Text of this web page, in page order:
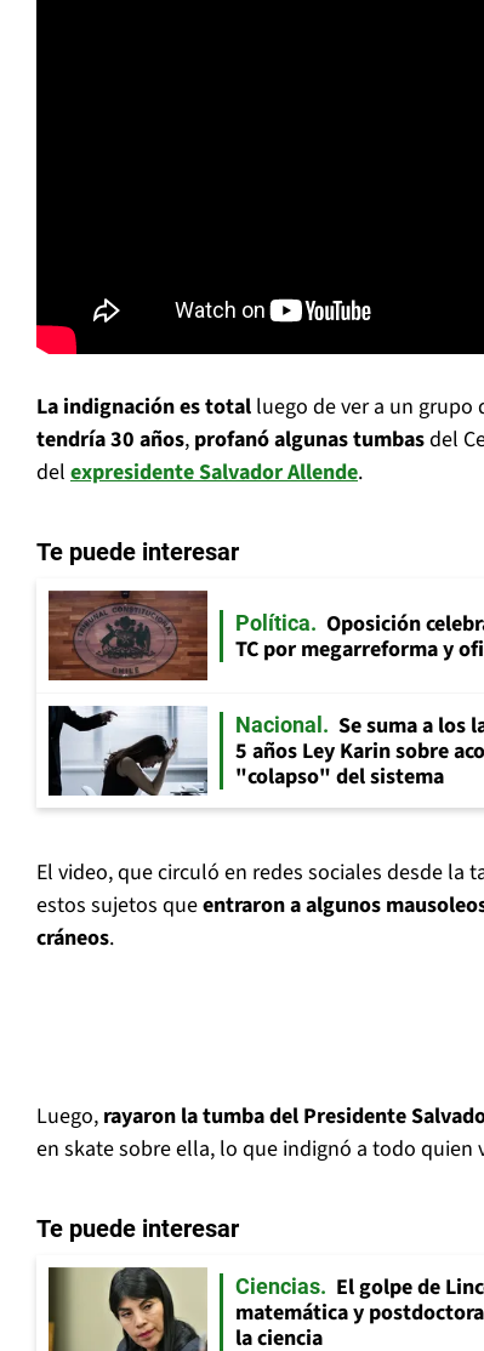
La indignación es total luego de ver a un grupo
tendría 30 años, profanó algunas tumbasdel
del expresidente Salvador Allende.
Te puede interesar
Política
Oposición
TC por megarreforma y
Nacional
Se suma a los
5 años Ley Karin sobre
"colapso" del sistema
El video, que circuló en redes sociales desde la
estos sujetos queentraron a algunos
cráneos.
Luego, rayaron la tumba del Presidente
en skate sobre ella, lo que indignó a todo
Te puede interesar
Ciencias
El golpe de
matemática y
la ciencia